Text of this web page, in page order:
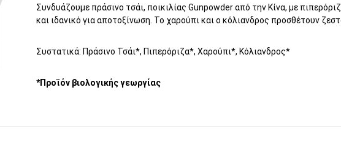
Συνδυάζουμε πράσινο τσάι, ποικιλίας Gunpowder από την Κίνα, με
και ιδανικό για αποτοξίνωση. Το χαρούπι και ο κόλιανδρος προσθέτουν
Συστατικά: Πράσινο Τσάι*, Πιπερόριζα*, Χαρούπι*, Κόλιανδρος*
*Προϊόν βιολογικής γεωργίας